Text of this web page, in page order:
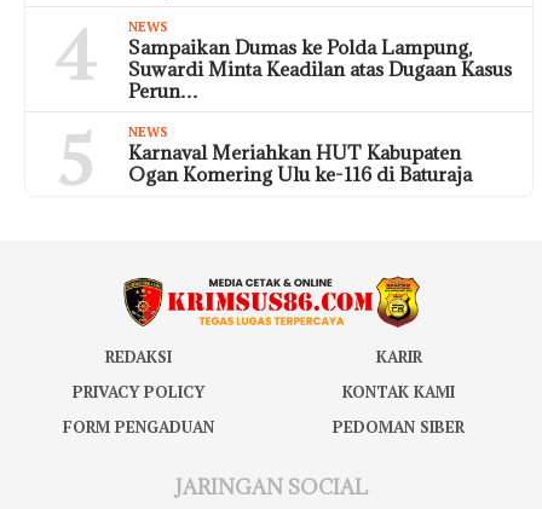
4 NEWS
Sampaikan Dumas ke Polda Lampung,
Suwardi Minta Keadilan atas Dugaan Kasus
Perun…
5 NEWS
Karnaval Meriahkan HUT Kabupaten
Ogan Komering Ulu ke-116 di Baturaja
REDAKSI
KARIR
PRIVACY POLICY
KONTAK KAMI
FORM PENGADUAN
PEDOMAN SIBER
JARINGAN SOCIAL